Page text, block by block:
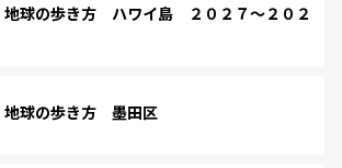
球の歩き方 ハワイ島 ２０２７～２０２
球の歩き方 墨田区